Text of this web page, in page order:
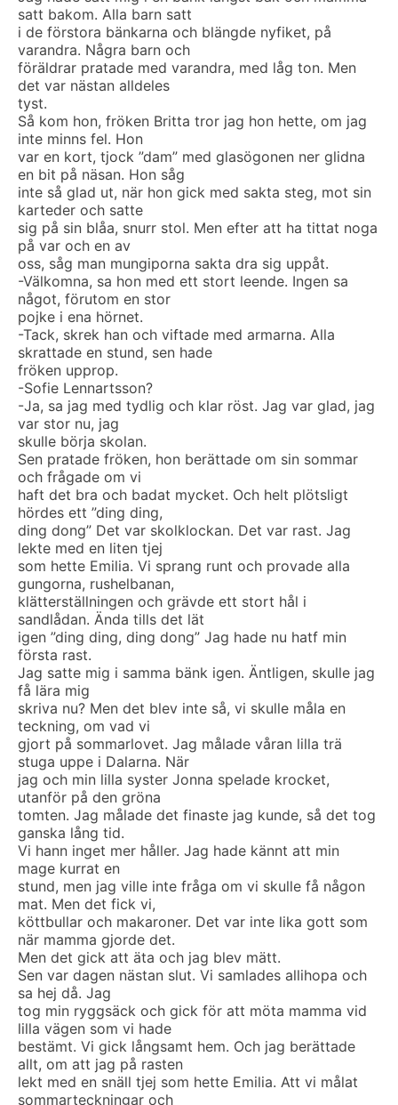
satt bakom. Alla barn satt
i de förstora bänkarna och blängde nyfiket, på
varandra. Några barn och
föräldrar pratade med varandra, med låg ton. Men
det var nästan alldeles
tyst.
Så kom hon, fröken Britta tror jag hon hette, om jag
inte minns fel. Hon
var en kort, tjock ”dam” med glasögonen ner glidna
en bit på näsan. Hon såg
inte så glad ut, när hon gick med sakta steg, mot sin
karteder och satte
sig på sin blåa, snurr stol. Men efter att ha tittat noga
på var och en av
oss, såg man mungiporna sakta dra sig uppåt.
-Välkomna, sa hon med ett stort leende. Ingen sa
något, förutom en stor
pojke i ena hörnet.
-Tack, skrek han och viftade med armarna. Alla
skrattade en stund, sen hade
fröken upprop.
-Sofie Lennartsson?
-Ja, sa jag med tydlig och klar röst. Jag var glad, jag
var stor nu, jag
skulle börja skolan.
Sen pratade fröken, hon berättade om sin sommar
och frågade om vi
haft det bra och badat mycket. Och helt plötsligt
hördes ett ”ding ding,
ding dong” Det var skolklockan. Det var rast. Jag
lekte med en liten tjej
som hette Emilia. Vi sprang runt och provade alla
gungorna, rushelbanan,
klätterställningen och grävde ett stort hål i
sandlådan. Ända tills det lät
igen ”ding ding, ding dong” Jag hade nu hatf min
första rast.
Jag satte mig i samma bänk igen. Äntligen, skulle jag
få lära mig
skriva nu? Men det blev inte så, vi skulle måla en
teckning, om vad vi
gjort på sommarlovet. Jag målade våran lilla trä
stuga uppe i Dalarna. När
jag och min lilla syster Jonna spelade krocket,
utanför på den gröna
tomten. Jag målade det finaste jag kunde, så det tog
ganska lång tid.
Vi hann inget mer håller. Jag hade kännt att min
mage kurrat en
stund, men jag ville inte fråga om vi skulle få någon
mat. Men det fick vi,
köttbullar och makaroner. Det var inte lika gott som
när mamma gjorde det.
Men det gick att äta och jag blev mätt.
Sen var dagen nästan slut. Vi samlades allihopa och
sa hej då. Jag
tog min ryggsäck och gick för att möta mamma vid
lilla vägen som vi hade
bestämt. Vi gick långsamt hem. Och jag berättade
allt, om att jag på rasten
lekt med en snäll tjej som hette Emilia. Att vi målat
sommarteckningar och